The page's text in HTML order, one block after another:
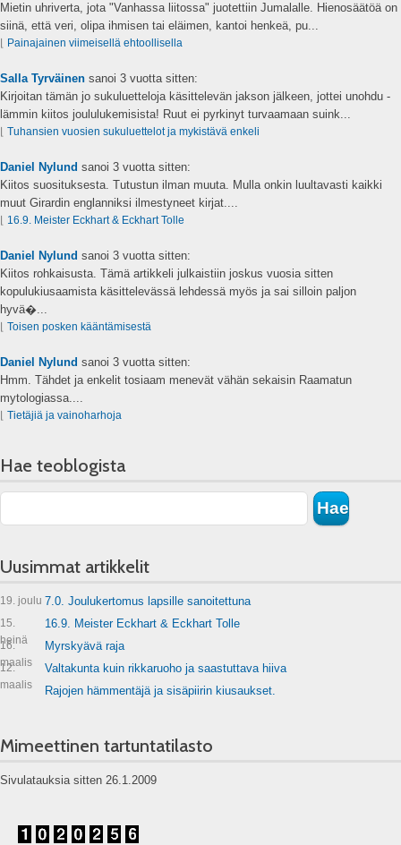
Mietin uhriverta, jota "Vanhassa liitossa" juotettiin Jumalalle. Hienosäätöä on
siinä, että veri, olipa ihmisen tai eläimen, kantoi henkeä, pu...
Painajainen viimeisellä ehtoollisella
Salla Tyrväinen sanoi 3 vuotta sitten:
Kirjoitan tämän jo sukuluetteloja käsittelevän jakson jälkeen, jottei unohdu -
lämmin kiitos joululukemisista! Ruut ei pyrkinyt turvaamaan suink...
Tuhansien vuosien sukuluettelot ja mykistävä enkeli
Daniel Nylund sanoi 3 vuotta sitten:
Kiitos suosituksesta. Tutustun ilman muuta. Mulla onkin luultavasti kaikki
muut Girardin englanniksi ilmestyneet kirjat....
16.9. Meister Eckhart & Eckhart Tolle
Daniel Nylund sanoi 3 vuotta sitten:
Kiitos rohkaisusta. Tämä artikkeli julkaistiin joskus vuosia sitten
kopulukiusaamista käsittelevässä lehdessä myös ja sai silloin paljon
hyvä�...
Toisen posken kääntämisestä
Daniel Nylund sanoi 3 vuotta sitten:
Hmm. Tähdet ja enkelit tosiaam menevät vähän sekaisin Raamatun
mytologiassa....
Tietäjiä ja vainoharhoja
Hae teoblogista
Uusimmat artikkelit
19. joulu 7.0. Joulukertomus lapsille sanoitettuna
15.
heinä
16.9. Meister Eckhart & Eckhart Tolle
16.
maalis
Myrskyävä raja
12.
maalis
Valtakunta kuin rikkaruoho ja saastuttava hiiva
Rajojen hämmentäjä ja sisäpiirin kiusaukset.
Mimeettinen tartuntatilasto
Sivulatauksia sitten 26.1.2009